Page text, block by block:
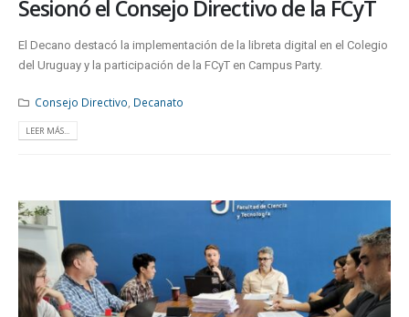
Sesionó el Consejo Directivo de la FCyT
El Decano destacó la implementación de la libreta digital en el Colegio
del Uruguay y la participación de la FCyT en Campus Party.
Consejo Directivo, Decanato
LEER MÁS...